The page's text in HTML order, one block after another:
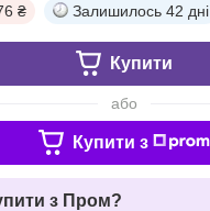
₴ Залишилось 42 дні
Купити
або
Купити з
з Пром?